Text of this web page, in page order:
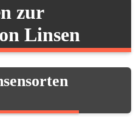
zur
Linsen